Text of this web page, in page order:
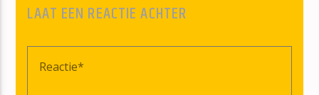
LAAT EEN REACTIE ACHTER